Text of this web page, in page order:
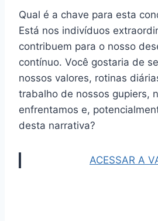
Qual é a chave para esta
Está nos indivíduos
contribuem para o nosso
contínuo. Você gostaria de
nossos valores, rotinas
trabalho de nossos gupiers,
enfrentamos e,
desta narrativa?
ACESSAR A